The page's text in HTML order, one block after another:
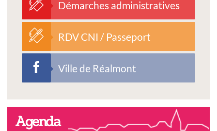
Démarches administratives
RDV CNI / Passeport
Ville de Réalmont
Agenda